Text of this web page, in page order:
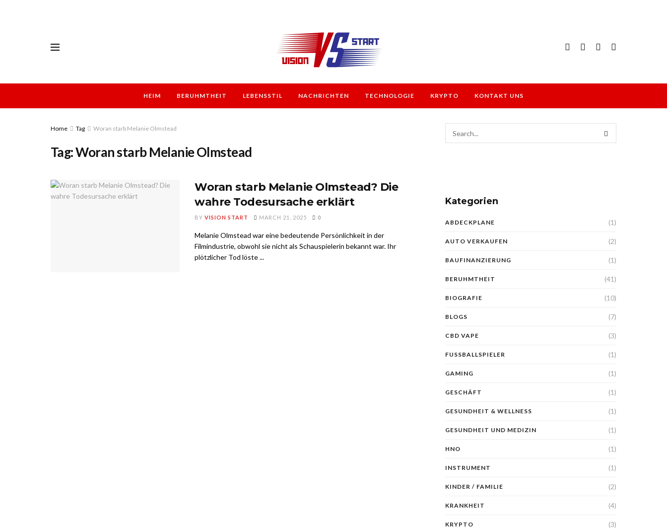
HEIM BERUHMTHEIT LEBENSSTIL NACHRICHTEN TECHNOLOGIE KRYPTO KONTAKT UNS
Home Tag Woran starb Melanie Olmstead
Tag:Woran starb Melanie Olmstead
Woran starb Melanie Olmstead? Die
wahre Todesursache erklärt
BY VISION START MARCH 21, 2025 0
Melanie Olmstead war eine bedeutende Persönlichkeit in der
Filmindustrie, obwohl sie nicht als Schauspielerin bekannt war. Ihr
plötzlicher Tod löste ...
Kategorien
ABDECKPLANE (1)
AUTO VERKAUFEN (2)
BAUFINANZIERUNG (1)
BERUHMTHEIT (41)
BIOGRAFIE (10)
BLOGS (7)
CBD VAPE (3)
FUSSBALLSPIELER (1)
GAMING (1)
GESCHÄFT (1)
GESUNDHEIT & WELLNESS (1)
GESUNDHEIT UND MEDIZIN (1)
HNO (1)
INSTRUMENT (1)
KINDER / FAMILIE (2)
KRANKHEIT (4)
KRYPTO (3)